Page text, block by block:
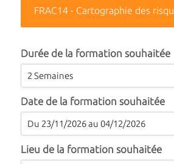
Durée de la formation souhaitée
Date de la formation souhaitée
Lieu de la formation souhaitée